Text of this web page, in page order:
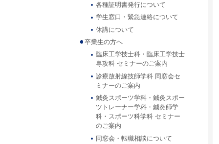
各種証明書発行について
学生窓口・緊急連絡について
休講について
卒業生の方へ
臨床工学技士科・臨床工学技士
専攻科 セミナーのご案内
診療放射線技師学科 同窓会セ
ミナーのご案内
鍼灸スポーツ学科・鍼灸スポー
ツトレーナー学科・鍼灸師学
科・スポーツ科学科 セミナー
のご案内
同窓会・転職相談について